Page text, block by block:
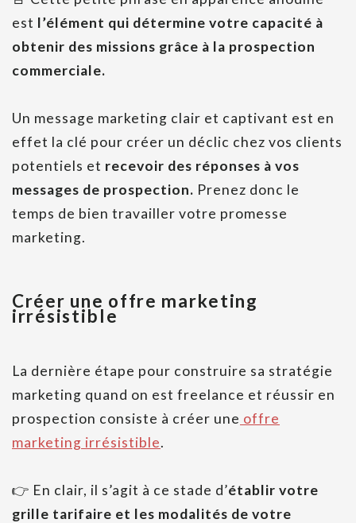
est l’élément qui détermine votre capacité à
obtenir des missions grâce à la prospection
commerciale.
Un message marketing clair et captivant est en
effet la clé pour créer un déclic chez vos clients
potentiels et recevoir des réponses à vos
messages de prospection. Prenez donc le
temps de bien travailler votre promesse
marketing.
Créer une offre marketing
irrésistible
La dernière étape pour construire sa stratégie
marketing quand on est freelance et réussir en
prospection consiste à créer une offre
marketing irrésistible.
👉 En clair, il s’agit à ce stade d’établir votre
grille tarifaire et les modalités de votre